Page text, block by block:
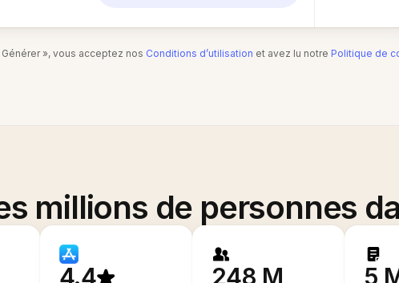
Générer », vous acceptez nos Conditions d’utilisation et avez lu notre Politique de
millions de personnes
4.4 248 M 5